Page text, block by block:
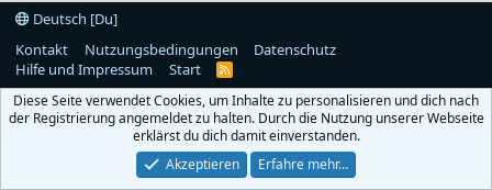
Deutsch [Du]
Kontakt
Nutzungsbedingungen
Datenschutz
Hilfe und Impressum
Start
R
S
Diese Seite verwendet Cookies, um Inhalte zu personalisieren und dich nach
der Registrierung angemeldet zu halten. Durch die Nutzung unserer Webseite
erklärst du dich damit einverstanden.
Akzeptieren
Erfahre mehr…